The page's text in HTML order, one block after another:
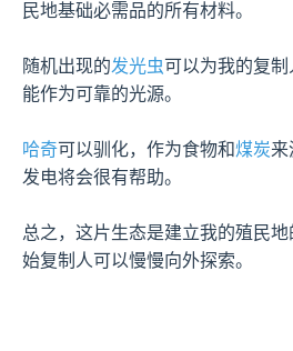
民地基础必需品的所有材料。
随机出现的发光虫可以为我的复制
能作为可靠的光源。
哈奇可以驯化，作为食物和煤炭来
发电将会很有帮助。
总之，这片生态是建立我的殖民
始复制人可以慢慢向外探索。